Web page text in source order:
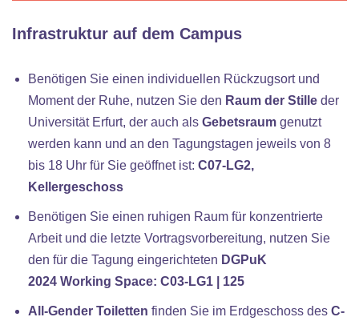
Infrastruktur auf dem Campus
Benötigen Sie einen individuellen Rückzugsort und
Moment der Ruhe, nutzen Sie den Raum der Stille der
Universität Erfurt, der auch als Gebetsraum genutzt
werden kann und an den Tagungstagen jeweils von 8
bis 18 Uhr für Sie geöffnet ist: C07-LG2,
Kellergeschoss
Benötigen Sie einen ruhigen Raum für konzentrierte
Arbeit und die letzte Vortragsvorbereitung, nutzen Sie
den für die Tagung eingerichteten DGPuK
2024 Working Space: C03-LG1 | 125
All-Gender Toiletten finden Sie im Erdgeschoss des C-